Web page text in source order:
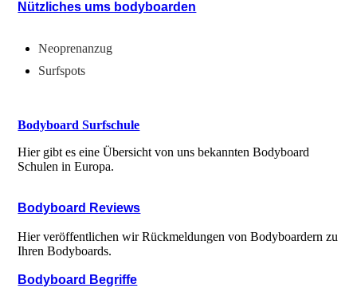
Nützliches ums bodyboarden
Neoprenanzug
Surfspots
Bodyboard Surfschule
Hier gibt es eine Übersicht von uns bekannten Bodyboard
Schulen in Europa.
Bodyboard Reviews
Hier veröffentlichen wir Rückmeldungen von Bodyboardern zu
Ihren Bodyboards.
Bodyboard Begriffe